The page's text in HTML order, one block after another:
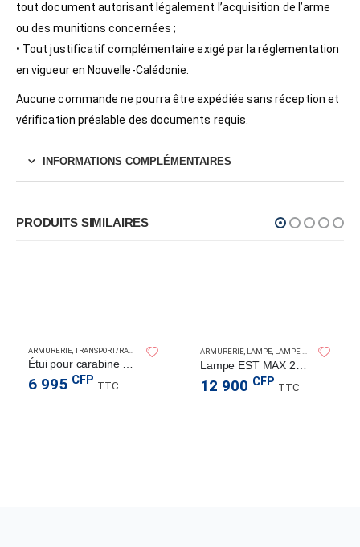
tout document autorisant légalement l’acquisition de l’arme
ou des munitions concernées ;
• Tout justificatif complémentaire exigé par la réglementation
en vigueur en Nouvelle-Calédonie.
Aucune commande ne pourra être expédiée sans réception et
vérification préalable des documents requis.
INFORMATIONS COMPLÉMENTAIRES
PRODUITS SIMILAIRES
SPERAS LIGHT
ARMURERIE,TRANSPORT/RANGEMENT
Étui pour carabine Patriot 46″
6 995 CFP TTC
ARMURERIE, LAMPE, LAMPE TORCHE
Lampe EST MAX 2500LM – 279M
12 900 CFP TTC